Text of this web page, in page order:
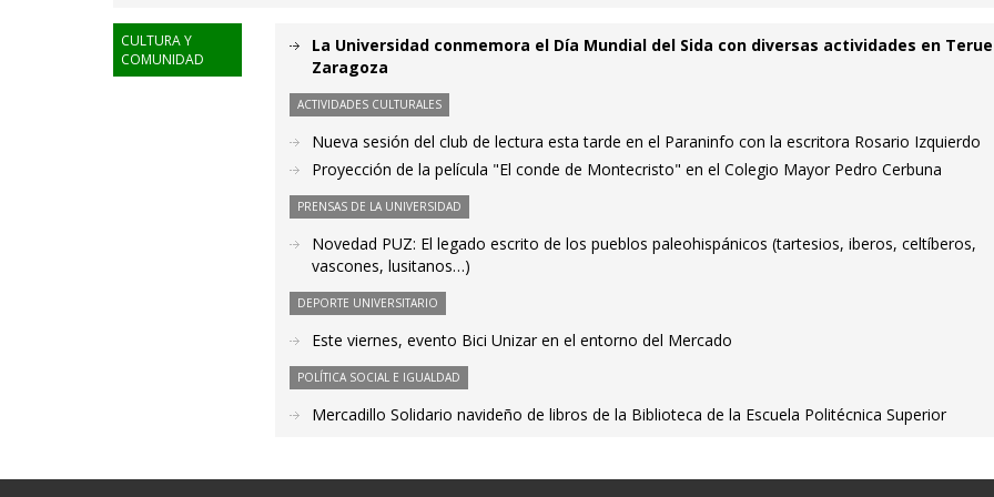
CULTURA Y
COMUNIDAD
La Universidad conmemora el Día Mundial del Sida con diversas actividades en
Zaragoza
ACTIVIDADES CULTURALES
Nueva sesión del club de lectura esta tarde en el Paraninfo con la escritora Rosario Izquierdo
Proyección de la película "El conde de Montecristo" en el Colegio Mayor Pedro Cerbuna
PRENSAS DE LA UNIVERSIDAD
Novedad PUZ: El legado escrito de los pueblos paleohispánicos (tartesios, iberos, celtíberos,
vascones, lusitanos…)
DEPORTE UNIVERSITARIO
Este viernes, evento Bici Unizar en el entorno del Mercado
POLÍTICA SOCIAL E IGUALDAD
Mercadillo Solidario navideño de libros de la Biblioteca de la Escuela Politécnica Superior